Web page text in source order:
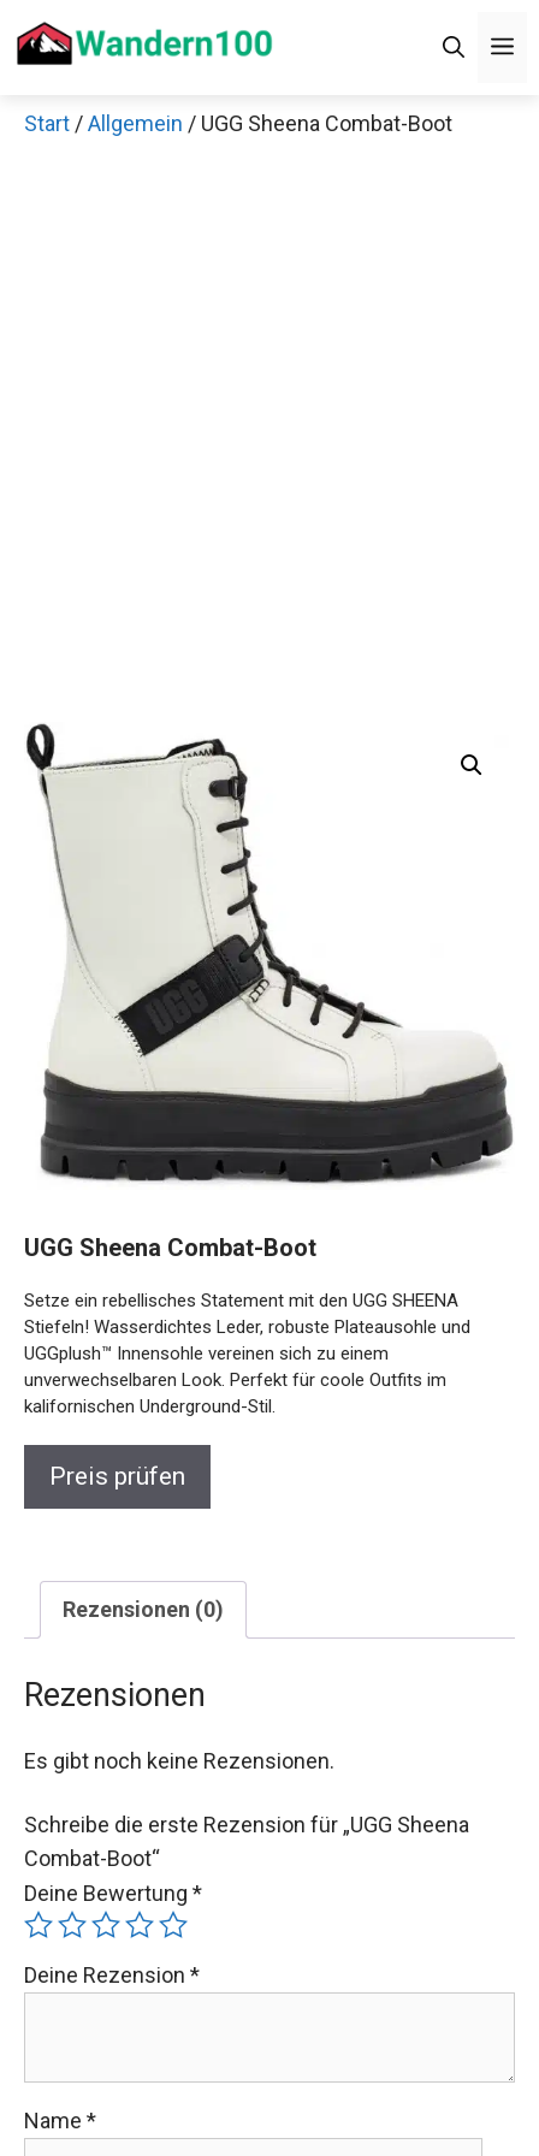
Inhalt
Start /Allgemein / UGG Sheena Combat-Boot
UGG Sheena Combat-Boot
Setze ein rebellisches Statement mit den UGG SHEENA
Stiefeln! Wasserdichtes Leder, robuste Plateausohle und
UGGplush™ Innensohle vereinen sich zu einem
unverwechselbaren Look. Perfekt für coole Outfits im
kalifornischen Underground-Stil.
Preis prüfen
Rezensionen (0)
Rezensionen
Es gibt noch keine Rezensionen.
Schreibe die erste Rezension für „UGG Sheena
Combat-Boot“
Deine Bewertung *
Deine Rezension *
Name *